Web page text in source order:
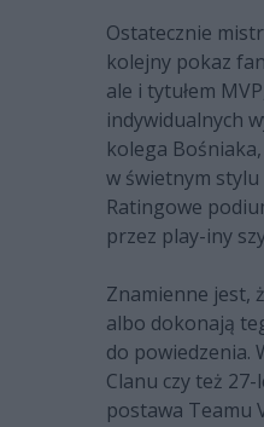
Ostatecznie
kolejny pokaz
ale i tytułem
indywidualnych
kolega
w świetnym stylu
Ratingowe
przez play-iny
Znamienne jest,
albo dokonają
do powiedzenia.
Clanu czy też
postawa Teamu